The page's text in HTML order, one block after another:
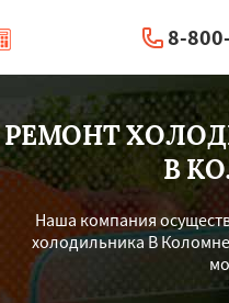
8-
|
РЕМОНТ
В
Наша компания
холодильника В